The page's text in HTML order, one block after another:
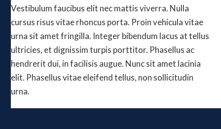
Vestibulum faucibus elit nec mattis viverra. Nulla
cursus risus vitae rhoncus porta. Proin vehicula vitae
urna sit amet fringilla. Integer bibendum lacus at tellus
ultricies, et dignissim turpis porttitor. Phasellus ac
hendrerit dui, in facilisis augue. Nunc sit amet lacinia
elit. Phasellus vitae eleifend tellus, non sollicitudin
urna.